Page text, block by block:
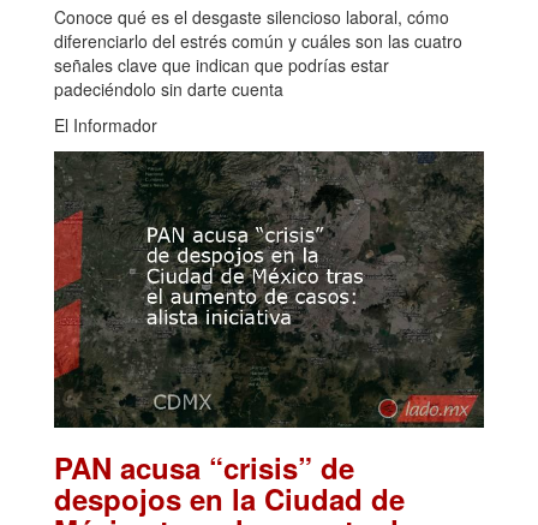
Conoce qué es el desgaste silencioso laboral, cómo
diferenciarlo del estrés común y cuáles son las cuatro
señales clave que indican que podrías estar
padeciéndolo sin darte cuenta
El Informador
PAN acusa “crisis” de
despojos en la Ciudad de